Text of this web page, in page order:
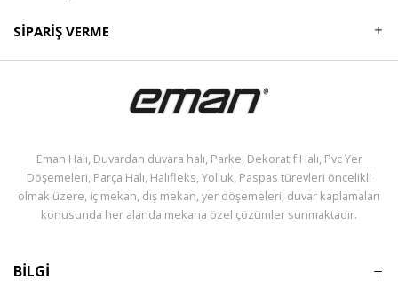
SIPARIŞ VERME
Eman Halı, Duvardan duvara halı, Parke, Dekoratif Halı, Pvc Yer
Döşemeleri, Parça Halı, Halıfleks, Yolluk, Paspas türevleri öncelikli
olmak üzere, iç mekan, dış mekan, yer döşemeleri, duvar kaplamaları
konusunda her alanda mekana özel çözümler sunmaktadır.
BİLGİ